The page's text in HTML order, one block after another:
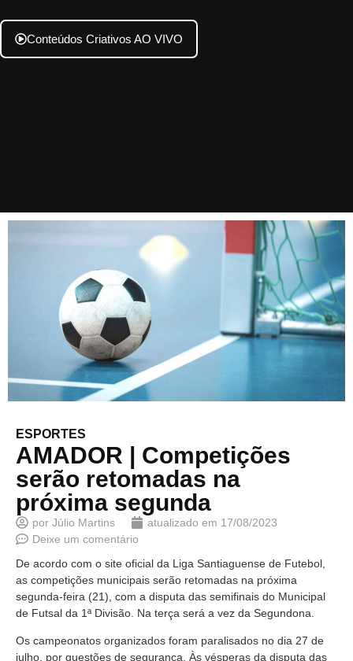
Conteúdos Criativos AO VIVO
ESPORTES
AMADOR | Competições
serão retomadas na
próxima segunda
por Júlio Martins atualizado em 17/08/2023
Deixe um comentário
De acordo com o site oficial da Liga Santiaguense de Futebol,
as competições municipais serão retomadas na próxima
segunda-feira (21), com a disputa das semifinais do Municipal
de Futsal da 1ª Divisão. Na terça será a vez da Segundona.
Os campeonatos organizados foram paralisados no dia 27 de
julho, por questões de segurança. Às vésperas da disputa das